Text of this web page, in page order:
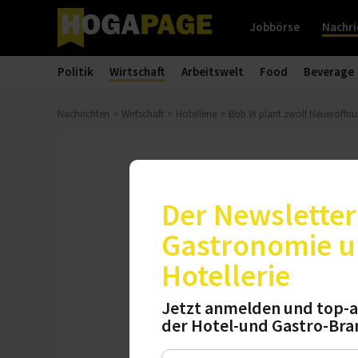
Jobbörse
Politik Wirtschaft Arbeitswelt Food Beverage
Nachrichten Wirtschaft Hotellerie Bob W plant zwölf
Bob W plant
Der
Österreich und
2026 möglich.
Mittwoch, 03.06.2026, 13:38
Der
Gastronomie
Hotellerie
Jetzt anmelden und top-
der Hotel-und Gastro-